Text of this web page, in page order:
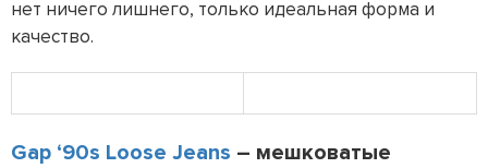
нет ничего лишнего, только идеальная форма и
качество.
Gap ‘90s Loose Jeans – мешковатые